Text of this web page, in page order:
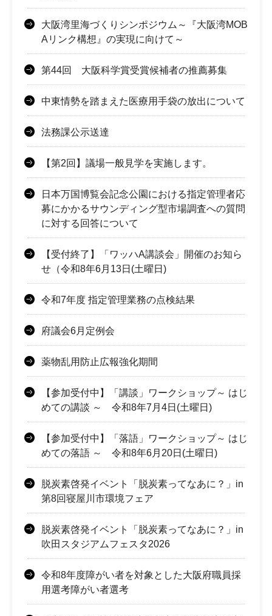
大阪湾里海づくりシンポジウム～『大阪湾MOB
Aリンク構想』の実現に向けて～
第44回 大阪科学賞受賞候補者の推薦募集
中東情勢を踏まえた医療用手袋の放出について
法務課公示送達
【第2回】議場一般見学を実施します。
日本万国博覧会記念公園における指定管理者応
募にかかるサウンディング型市場調査への質問
に対する回答について
【受付終了】「ワッハA講談会」開催のお知ら
せ（令和8年6月13日(土曜日)
令和7年度 指定管理業務の点検結果
府議会6月定例会
薬物乱用防止広報強化期間
【参加受付中】「講談」ワークショップ～ はじ
めての講談 ～ 令和8年7月4日(土曜日)
【参加受付中】「落語」ワークショップ～ はじ
めての落語 ～ 令和8年6月20日(土曜日)
脱炭素啓発イベント「脱炭素ってなあに？」in
第8回寝屋川市環境フェア
脱炭素啓発イベント「脱炭素ってなあに？」in
吹田スタジアムフェスタ2026
令和8年度障がい者を対象とした大阪府職員採
用選考障がい者選考